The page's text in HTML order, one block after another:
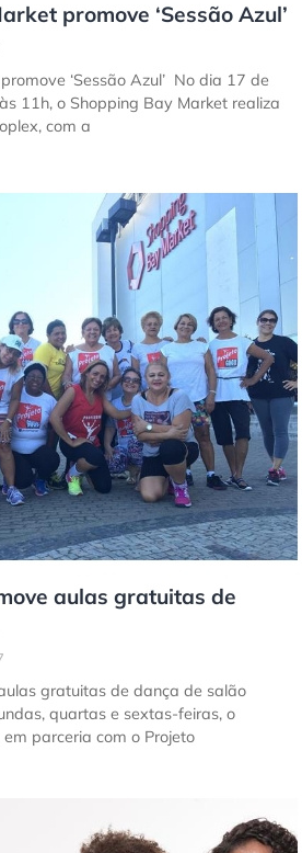
promove ‘Sessão Azul’
‘Sessão Azul’ No dia 17 de
11h, o Shopping Bay Market realiza
com a
aulas gratuitas de
gratuitas de dança de salão
quartas e sextas-feiras, o
parceria com o Projeto